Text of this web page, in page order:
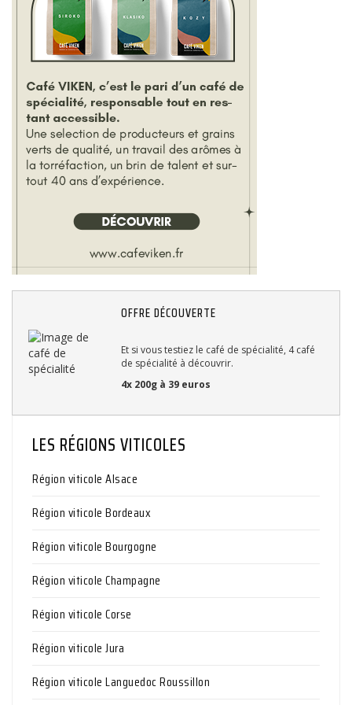
OFFRE DÉCOUVERTE
Et si vous testiez le café de spécialité, 4 café
de spécialité à découvrir.
4x 200g à 39 euros
LES RÉGIONS VITICOLES
Région viticole Alsace
Région viticole Bordeaux
Région viticole Bourgogne
Région viticole Champagne
Région viticole Corse
Région viticole Jura
Région viticole Languedoc Roussillon